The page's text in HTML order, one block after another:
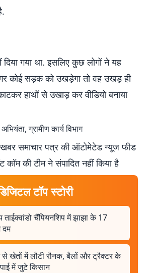
गया था. इसलिए कुछ लोगों ने यह
कोई सड़क को उखड़ेगा तो वह उखड़ ही
हाथों से उखाड़ कर वीडियो बनाया
ग्रामीण कार्य विभाग
समाचार पत्र की ऑटोमेटेड न्यूज फीड
की टीम ने संपादित नहीं किया है
टॉप स्टोरी
ताईक्वांडो चैंपियनशिप में झाझा के 17
दम
से खेतों में लौटी रौनक, बैलों और ट्रैक्टर के
में जुटे किसान